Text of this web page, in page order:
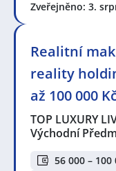
Zveřejněno: 3.
Realitní
reality
až 100 000
TOP LUXURY
Východní
56 000 – 100